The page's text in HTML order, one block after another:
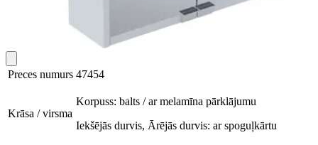
Preces numurs 47454
Krāsa / virsma
Korpuss: balts / ar melamīna pārklājumu
Iekšējās durvis, Ārējās durvis: ar spoguļkārtu